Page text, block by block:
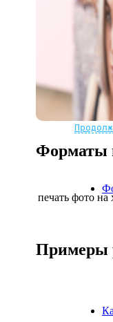
Не
Мы
Форматы
печать фото на
Примеры